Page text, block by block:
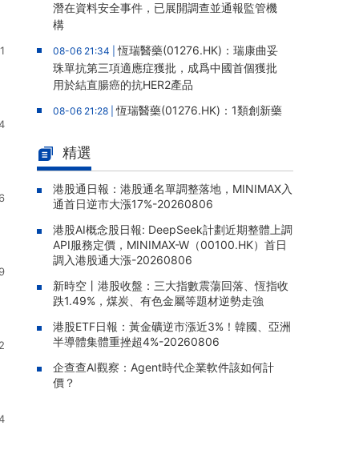
潛在資料安全事件，已展開調查並通報監管機
構
08-06 21:34 |恆瑞醫藥(01276.HK)：瑞康曲妥
珠單抗第三項適應症獲批，成爲中國首個獲批
用於結直腸癌的抗HER2產品
08-06 21:28 |恆瑞醫藥(01276.HK)：1類創新藥
現中軸型脊柱關節炎全疾病譜覆蓋
08-06 21:17 |晉景新能(01783.HK)：附屬公司
擬12.88億元人民幣購買高性能服務器，構成主
要交易
08-06 20:03 |雲想科技(02131.HK)：獨立內部
監控跟進審查完成，補救措施已全部實施，股
份繼續停牌
08-06 19:50 |四川百利天恆藥業遞表港交所，宜
澤康爲全球首款獲批雙特異性ADC，15款臨牀
階段候選藥物在研
08-06 19:35 | 太平洋航運(02343.HK)：2026年
中報股東應佔溢利1.05億美元，同比增加310.3
5%
精選
港股通日報：港股通名單調整落地，MINIMAX入
通首日逆市大漲17%-20260806
港股AI概念股日報: DeepSeek計劃近期整體上調
API服務定價，MINIMAX-W（00100.HK）首日
調入港股通大漲-20260806
新時空丨港股收盤：三大指數震蕩回落、恆指收
跌1.49%，煤炭、有色金屬等題材逆勢走強
港股ETF日報：黃金礦逆市漲近3%！韓國、亞洲
半導體集體重挫超4%-20260806
企查查AI觀察：Agent時代企業軟件該如何計
價？